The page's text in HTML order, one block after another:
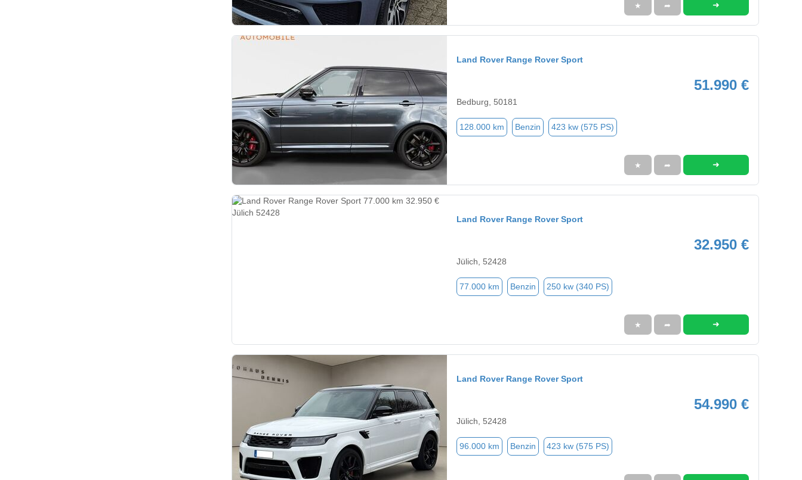
★ ➦ ➜
Land Rover Range Rover Sport
51.990 €
Bedburg, 50181
128.000 km Benzin 423 kw (575 PS)
★ ➦ ➜
Land Rover Range Rover Sport
32.950 €
Jülich, 52428
77.000 km Benzin 250 kw (340 PS)
★ ➦ ➜
Land Rover Range Rover Sport
54.990 €
Jülich, 52428
96.000 km Benzin 423 kw (575 PS)